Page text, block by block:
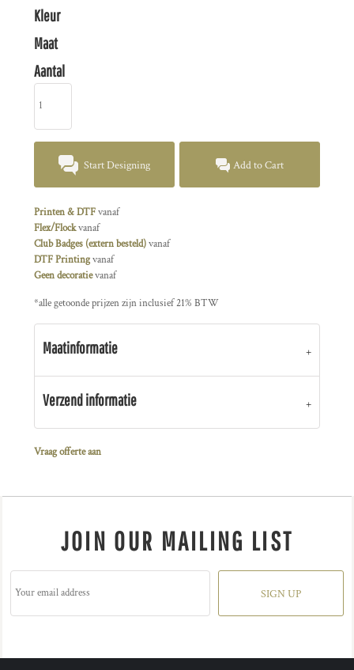
Kleur
Maat
Aantal
Start Designing Add to Cart
Printen & DTFvanaf
Flex/Flockvanaf
Club Badges (extern besteld)vanaf
DTF Printingvanaf
Geen decoratievanaf
*alle getoonde prijzen zijn inclusief 21% BTW
Maatinformatie
Verzend informatie
Vraag offerte aan
JOIN OUR MAILING LIST
SIGN UP